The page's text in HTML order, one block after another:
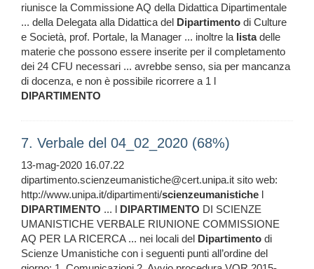
riunisce la Commissione AQ della Didattica Dipartimentale
... della Delegata alla Didattica del Dipartimento di Culture
e Società, prof. Portale, la Manager ... inoltre la listadelle
materie che possono essere inserite per il completamento
dei 24 CFU necessari ... avrebbe senso, sia per mancanza
di docenza, e non è possibile ricorrere a 1 l
DIPARTIMENTO
7. Verbale del 04_02_2020 (68%)
13-mag-2020 16.07.22
dipartimento.scienzeumanistiche@cert.unipa.it sito web:
http://www.unipa.it/dipartimenti/scienzeumanistiche l
DIPARTIMENTO ... l DIPARTIMENTO DI SCIENZE
UMANISTICHE VERBALE RIUNIONE COMMISSIONE
AQ PER LA RICERCA ... nei locali del Dipartimento di
Scienze Umanistiche con i seguenti punti all’ordine del